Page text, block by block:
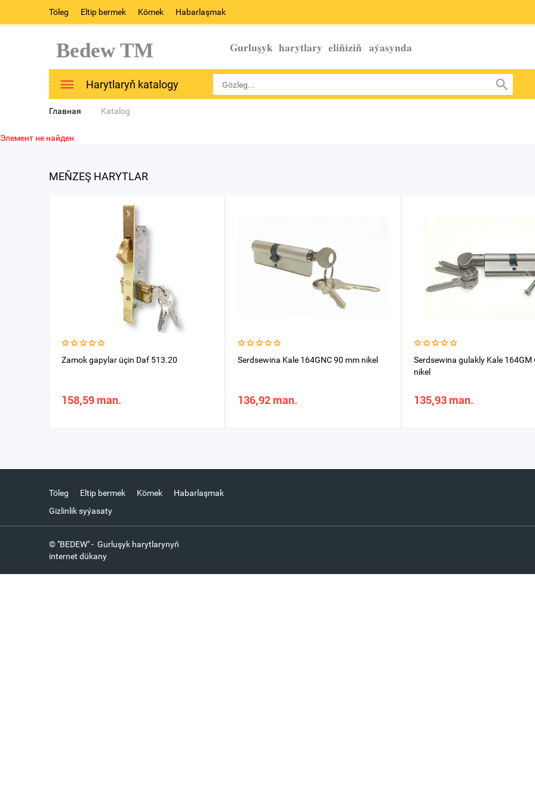
Töleg Eltip bermek Kömek Habarlaşmak
Bedew TM Gurluşyk harytlary eliňiziň aýasynda
Harytlaryň katalogy
Главная Katalog
Элемент не найден
MEŇZEŞ HARYTLAR
Zamok gapylar üçin Daf 513.20
158,59 man.
Serdsewina Kale 164GNC 90 mm nikel
136,92 man.
Serdsewina gulakly Kale 164GM
nikel
135,93 man.
Töleg Eltip bermek Kömek
Habarlaşmak
Gizlinlik syýasaty
© "BEDEW" - Gurluşyk harytlarynyň
internet dükany